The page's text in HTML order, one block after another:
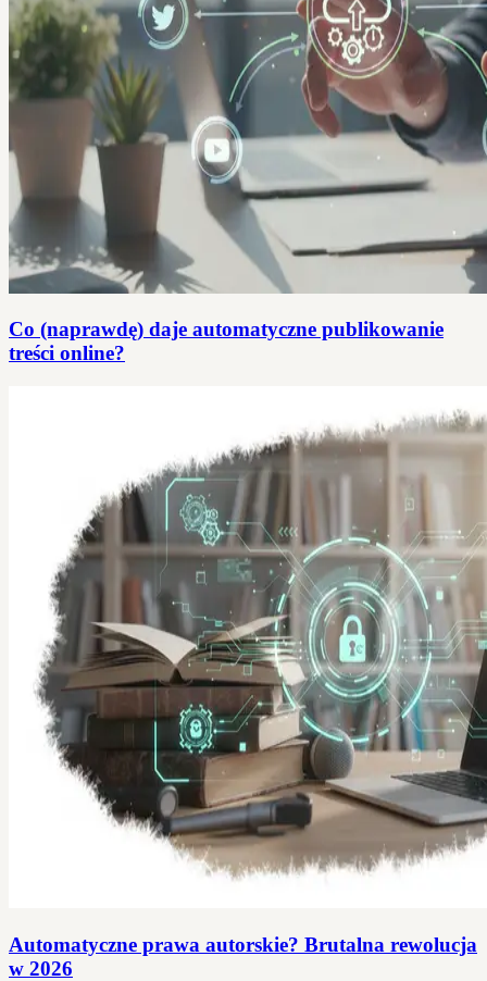
Co (naprawdę) daje automatyczne publikowanie
treści online?
Automatyczne prawa autorskie? Brutalna rewolucja
w 2026